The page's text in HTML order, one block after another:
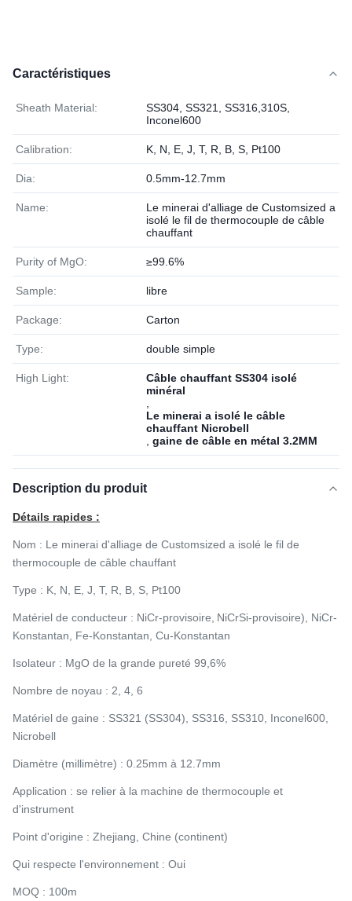
Caractéristiques
Sheath Material:
SS304, SS321, SS316,310S,
Inconel600
Calibration: K, N, E, J, T, R, B, S, Pt100
Dia: 0.5mm-12.7mm
Name:
Le minerai d'alliage de Customsized a
isolé le fil de thermocouple de câble
chauffant
Purity of MgO: ≥99.6%
Sample: libre
Package: Carton
Type: double simple
High Light:
Câble chauffant SS304 isolé
minéral
Le minerai a isolé le câble
chauffant Nicrobell
gaine de câble en métal 3.2MM
Description du produit
Détails rapides :
Nom : Le minerai d'alliage de Customsized a isolé le fil de
thermocouple de câble chauffant
Type : K, N, E, J, T, R, B, S, Pt100
Matériel de conducteur : NiCr-provisoire, NiCrSi-provisoire), NiCr-
Konstantan, Fe-Konstantan, Cu-Konstantan
Isolateur : MgO de la grande pureté 99,6%
Nombre de noyau : 2, 4, 6
Matériel de gaine : SS321 (SS304), SS316, SS310, Inconel600,
Nicrobell
Diamètre (millimètre) : 0.25mm à 12.7mm
Application : se relier à la machine de thermocouple et
d'instrument
Point d'origine : Zhejiang, Chine (continent)
Qui respecte l'environnement : Oui
MOQ : 100m